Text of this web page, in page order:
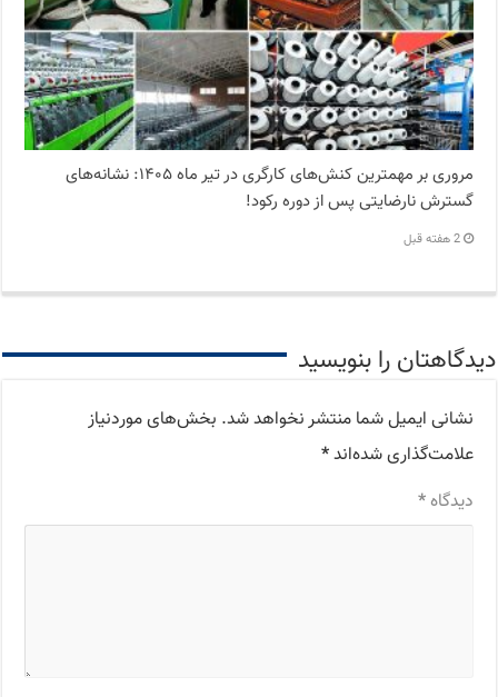
مروری بر مهمترین کنش‌های کارگری در تیر ماه ۱۴۰۵: نشانه‌های
گسترش نارضایتی‌ پس از دوره رکود!
2 هفته قبل
دیدگاهتان را بنویسید
نشانی ایمیل شما منتشر نخواهد شد. بخش‌های موردنیاز
علامت‌گذاری شده‌اند*
دیدگاه*